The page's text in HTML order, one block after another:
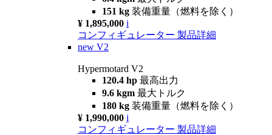
151 kg 装備重量（燃料を除く）
¥ 1,895,000 i
コンフィギュレーター 製品詳細
new V2
Hypermotard V2
120.4 hp 最高出力
9.6 kgm 最大トルク
180 kg 装備重量（燃料を除く）
¥ 1,990,000 i
コンフィギュレーター 製品詳細